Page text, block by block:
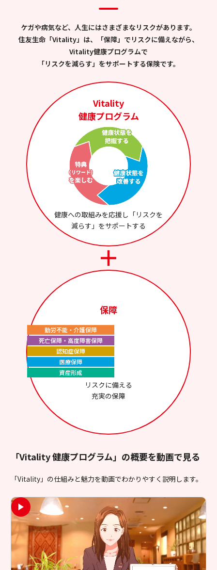
ケガや病気など、人生にはさまざまなリスクがあります。
住友生命「Vitality」は、「保障」でリスクに備えながら、
Vitality健康プログラムで
「リスクを減らす」をサポートする保険です。
Vitality
健康プログラム
健康への取組みを応援し「リスクを
減らす」をサポートする
保障
勤労不能・介護保障
死亡保障・高度障害保障
認知症保障
医療保障
資産形成
リスクに備える
充実の保障
「Vitality 健康プログラム」の概要を動画で見る
「Vitality」の仕組みと魅力を動画でわかりやすく説明します。